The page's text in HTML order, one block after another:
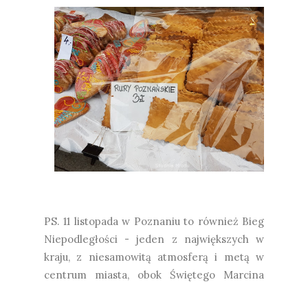
PS. 11 listopada w Poznaniu to również Bieg
Niepodległości - jeden z największych w
kraju, z niesamowitą atmosferą i metą w
centrum miasta, obok Świętego Marcina